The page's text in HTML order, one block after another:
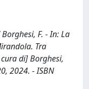
F. - In: La
Tra
di] Borghesi,
2024. - ISBN